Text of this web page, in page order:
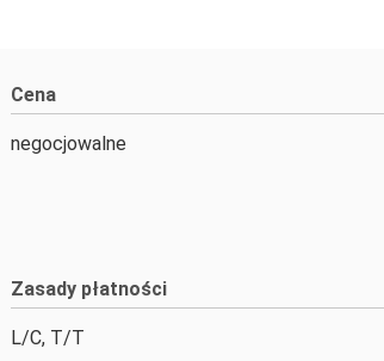
Cena
negocjowalne
Zasady płatności
L/C, T/T